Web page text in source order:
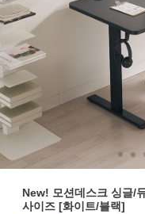
New! 모션데스크 싱글/
사이즈 [화이트/블랙]